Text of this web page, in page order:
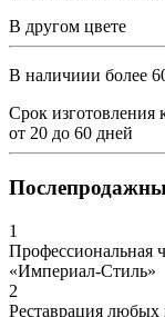
В другом цвете
В наличиии более
Срок изготовления
от 20 до 60 дней
1
Профессиональная
«Империал-Стиль»
2
Реставрация любых